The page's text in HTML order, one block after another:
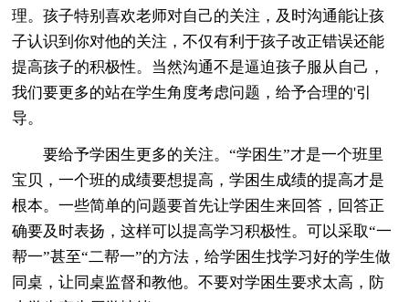
理。孩子特别喜欢老师对自己的关注，及时沟通能让孩
子认识到你对他的关注，不仅有利于孩子改正错误还能
提高孩子的积极性。当然沟通不是逼迫孩子服从自己，
我们要更多的站在学生角度考虑问题，给予合理的'引
导。
要给予学困生更多的关注。“学困生”才是一个班里
宝贝，一个班的成绩要想提高，学困生成绩的提高才是
根本。一些简单的问题要首先让学困生来回答，回答正
确要及时表扬，这样可以提高学习积极性。可以采取“一
帮一”甚至“二帮一”的方法，给学困生找学习好的学生做
同桌，让同桌监督和教他。不要对学困生要求太高，防